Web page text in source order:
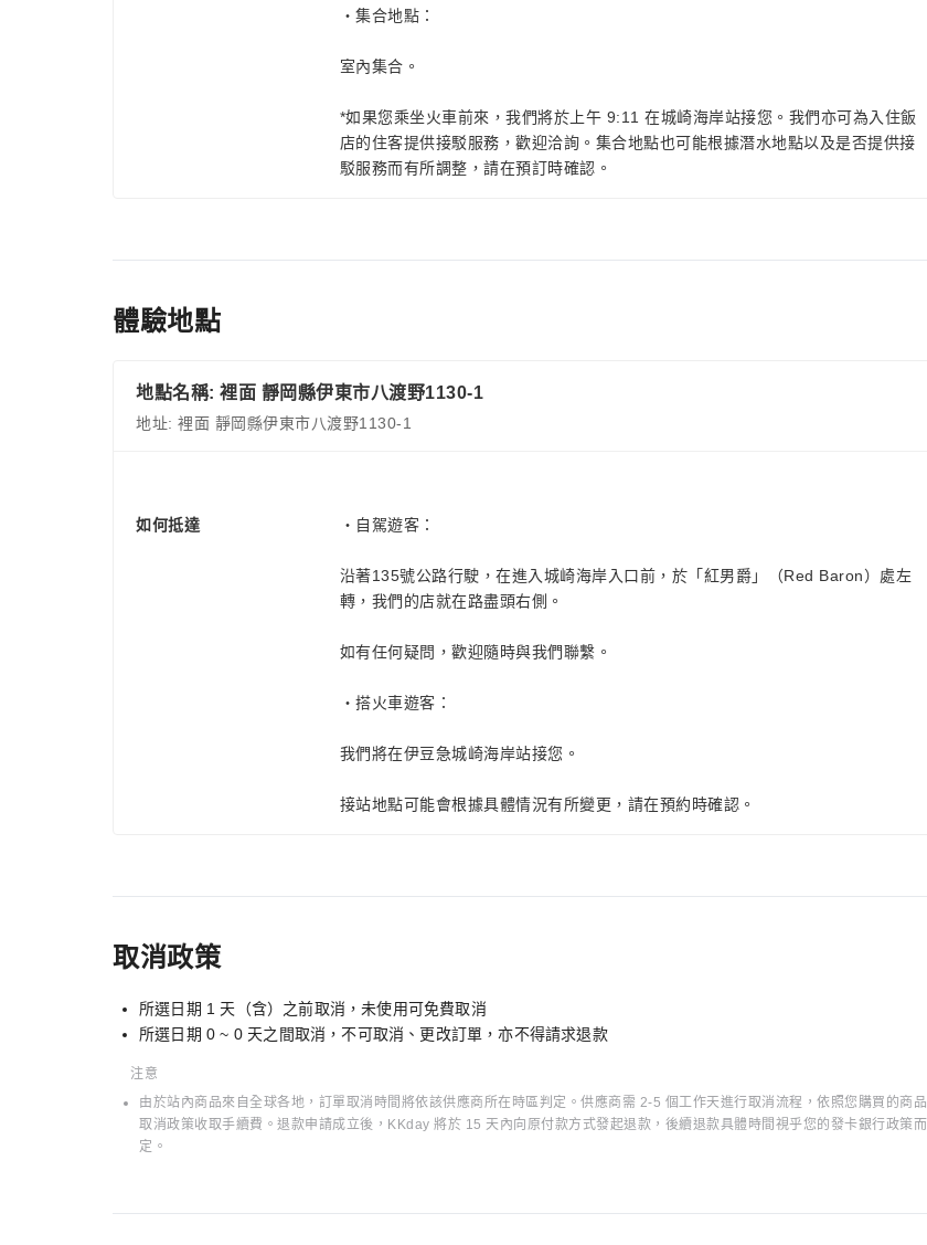
・集合地點：
室內集合。
*如果您乘坐火車前來，我們將於上午 9:11 在城崎海岸站接您。我們亦可為入住飯
店的住客提供接駁服務，歡迎洽詢。集合地點也可能根據潛水地點以及是否提供接
駁服務而有所調整，請在預訂時確認。
體驗地點
地點名稱: 裡面 靜岡縣伊東市八渡野1130-1
地址: 裡面 靜岡縣伊東市八渡野1130-1
如何抵達 ・自駕遊客：
沿著135號公路行駛，在進入城崎海岸入口前，於「紅男爵」（Red Baron）處左
轉，我們的店就在路盡頭右側。
如有任何疑問，歡迎隨時與我們聯繫。
・搭火車遊客：
我們將在伊豆急城崎海岸站接您。
接站地點可能會根據具體情況有所變更，請在預約時確認。
取消政策
所選日期 1 天（含）之前取消，未使用可免費取消
所選日期 0 ~ 0 天之間取消，不可取消、更改訂單，亦不得請求退款
注意
由於站內商品來自全球各地，訂單取消時間將依該供應商所在時區判定。供應商需 2-5 個工作天進行取消流程，依照您購買的商品
取消政策收取手續費。退款申請成立後，KKday 將於 15 天內向原付款方式發起退款，後續退款具體時間視乎您的發卡銀行政策而
定。